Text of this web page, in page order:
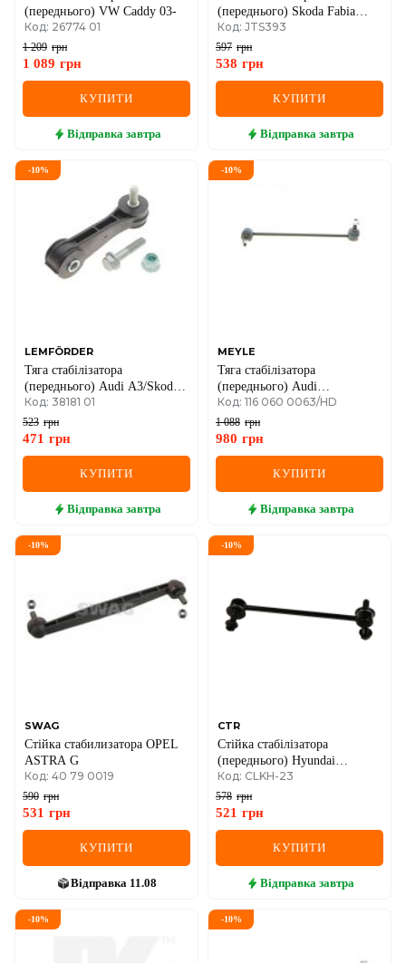
GREAT WALL
HAVAL
JAGUAR
LANCIA
LAND ROVER
LEXUS
LINCOLN
MG
MINI
NISSAN
OPEL
PEUGEOT
POLESTAR
RAM
(переднього) VW Caddy 03-
Код: 26774 01
1 209 грн
1 089 грн
КУПИТИ
Відправка завтра
(переднього) Skoda Fabia
99-/Roomster 06-15/Rapid
12-/VW Polo 01-
Код: JTS393
597 грн
538 грн
КУПИТИ
Відправка завтра
-10%
LEMFÖRDER
Тяга стабілізатора
(переднього) Audi A3/Skoda
Octavia/VW Golf IV 97-06
Код: 38181 01
523 грн
471 грн
КУПИТИ
Відправка завтра
-10%
MEYLE
Тяга стабілізатора
(переднього) Audi
A3/Q3/Skoda
Octavia/SuperB/VW
Caddy/Passat/Tiguan/Touran
Код: 116 060 0063/HD
1 088 грн
980 грн
КУПИТИ
Відправка завтра
-10%
SWAG
Стійка стабилизатора OPEL
ASTRA G
Код: 40 79 0019
590 грн
531 грн
КУПИТИ
Відправка 11.08
-10%
CTR
Стійка стабілізатора
(переднього) Hyundai
Tucson/Kia Sportage 2.0CRDi
04-
Код: CLKH-23
578 грн
521 грн
КУПИТИ
Відправка завтра
-10% -10%